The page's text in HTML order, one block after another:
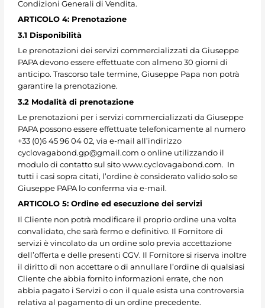
Condizioni Generali di Vendita.
ARTICOLO 4: Prenotazione
3.1 Disponibilità
Le prenotazioni dei servizi commercializzati da Giuseppe
PAPA devono essere effettuate con almeno 30 giorni di
anticipo. Trascorso tale termine, Giuseppe Papa non potrà
garantire la prenotazione.
3.2 Modalità di prenotazione
Le prenotazioni per i servizi commercializzati da Giuseppe
PAPA possono essere effettuate telefonicamente al numero
+33 (0)6 45 96 04 02, via e-mail all’indirizzo
cyclovagabond.gp@gmail.com o online utilizzando il
modulo di contatto sul sito www.cyclovagabond.com. In
tutti i casi sopra citati, l’ordine è considerato valido solo se
Giuseppe PAPA lo conferma via e-mail.
ARTICOLO 5: Ordine ed esecuzione dei servizi
Il Cliente non potrà modificare il proprio ordine una volta
convalidato, che sarà fermo e definitivo. Il Fornitore di
servizi è vincolato da un ordine solo previa accettazione
dell’offerta e delle presenti CGV. Il Fornitore si riserva inoltre
il diritto di non accettare o di annullare l’ordine di qualsiasi
Cliente che abbia fornito informazioni errate, che non
abbia pagato i Servizi o con il quale esista una controversia
relativa al pagamento di un ordine precedente.